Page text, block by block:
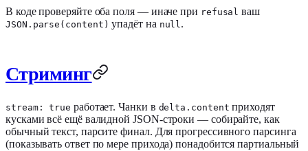
В коде проверяйте оба поля — иначе при refusal ваш
JSON.parse(content) упадёт на null .
Стриминг
stream: true работает. Чанки в delta.content приходят
кусками всё ещё валидной JSON-строки — собирайте, как
обычный текст, парсите финал. Для прогрессивного парсинга
(показывать ответ по мере прихода) понадобится партиальный